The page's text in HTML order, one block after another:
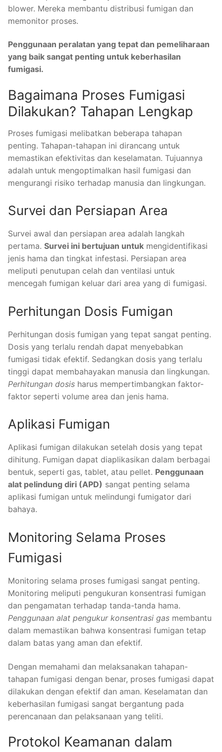
blower. Mereka membantu distribusi fumigan dan
memonitor proses.
Penggunaan peralatan yang tepat dan pemeliharaan
yang baik sangat penting untuk keberhasilan
fumigasi.
Bagaimana Proses Fumigasi
Dilakukan? Tahapan Lengkap
Proses fumigasi melibatkan beberapa tahapan
penting. Tahapan-tahapan ini dirancang untuk
memastikan efektivitas dan keselamatan. Tujuannya
adalah untuk mengoptimalkan hasil fumigasi dan
mengurangi risiko terhadap manusia dan lingkungan.
Survei dan Persiapan Area
Survei awal dan persiapan area adalah langkah
pertama. Survei ini bertujuan untuk mengidentifikasi
jenis hama dan tingkat infestasi. Persiapan area
meliputi penutupan celah dan ventilasi untuk
mencegah fumigan keluar dari area yang di fumigasi.
Perhitungan Dosis Fumigan
Perhitungan dosis fumigan yang tepat sangat penting.
Dosis yang terlalu rendah dapat menyebabkan
fumigasi tidak efektif. Sedangkan dosis yang terlalu
tinggi dapat membahayakan manusia dan lingkungan.
Perhitungan dosis harus mempertimbangkan faktor-
faktor seperti volume area dan jenis hama.
Aplikasi Fumigan
Aplikasi fumigan dilakukan setelah dosis yang tepat
dihitung. Fumigan dapat diaplikasikan dalam berbagai
bentuk, seperti gas, tablet, atau pellet. Penggunaan
alat pelindung diri (APD) sangat penting selama
aplikasi fumigan untuk melindungi fumigator dari
bahaya.
Monitoring Selama Proses
Fumigasi
Monitoring selama proses fumigasi sangat penting.
Monitoring meliputi pengukuran konsentrasi fumigan
dan pengamatan terhadap tanda-tanda hama.
Penggunaan alat pengukur konsentrasi gas membantu
dalam memastikan bahwa konsentrasi fumigan tetap
dalam batas yang aman dan efektif.
Dengan memahami dan melaksanakan tahapan-
tahapan fumigasi dengan benar, proses fumigasi dapat
dilakukan dengan efektif dan aman. Keselamatan dan
keberhasilan fumigasi sangat bergantung pada
perencanaan dan pelaksanaan yang teliti.
Protokol Keamanan dalam